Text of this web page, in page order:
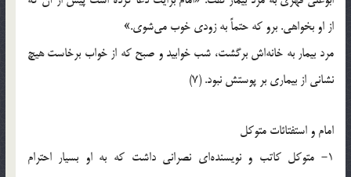
از او بخواهي. برو که حتماً به ‌زودي خوب مي‌شوي.»
مرد بيمار به خانه‌اش برگشت، شب خوابيد و صبح که از خواب برخاست هيچ
نشاني از بيماري بر پوستش نبود. (7)
امام و استفتائات متوكل
1- متوكل كاتب و نويسنده‌اي نصراني داشت كه به او بسيار احترام